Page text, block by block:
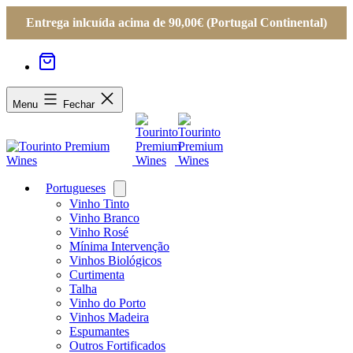
Entrega inlcuída acima de 90,00€ (Portugal Continental)
Menu Fechar
Portugueses
menu
Vinho Tinto
Vinho Branco
Vinho Rosé
Mínima Intervenção
Vinhos Biológicos
Curtimenta
Talha
Vinho do Porto
Vinhos Madeira
Espumantes
Outros Fortificados